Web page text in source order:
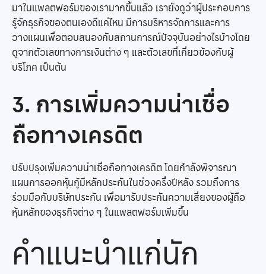
มาในแพลตฟอร์มของเรามากขึ้นแล้ว เรายังดูว่าผู้ประกอบการ
รู้จักธุรกิจของตนเองดีแค่ไหน มีการบริหารจัดการและการ
วางแผนเพื่อตอบสนองกับสถานการณ์ปัจจุบันอย่างไรบ้างโดย
ดูจากตัวเลขทางการเงินต่าง ๆ และตัวเลขที่เกี่ยวข้องกับผู้
บริโภค เป็นต้น
3. การเพิ่มความน่าเชื่อ
ถือทางเครดิต
ปรับปรุงเพิ่มความน่าเชื่อถือทางเครดิต โดยกำลังพิจารณา
แผนการออกหุ้นกู้มีหลักประกันในช่วงครึ่งปีหลัง รวมถึงการ
ร่วมมือกับบริษัทประกัน เพื่อมารับประกันความเสี่ยงของผู้ถือ
หุ้นหลักของธุรกิจต่าง ๆ ในแพลตฟอร์มเพิ่มขึ้น
คำแนะนำแก่นัก